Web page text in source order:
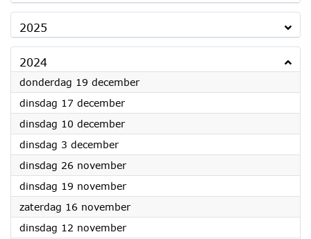
2025
2024
donderdag 19 december2024
dinsdag 17 december2024
dinsdag 10 december2024
dinsdag 3 december2024
dinsdag 26 november2024
dinsdag 19 november2024
zaterdag 16 november2024
dinsdag 12 november2024